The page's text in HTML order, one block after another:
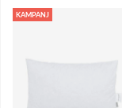
KAMPANJ